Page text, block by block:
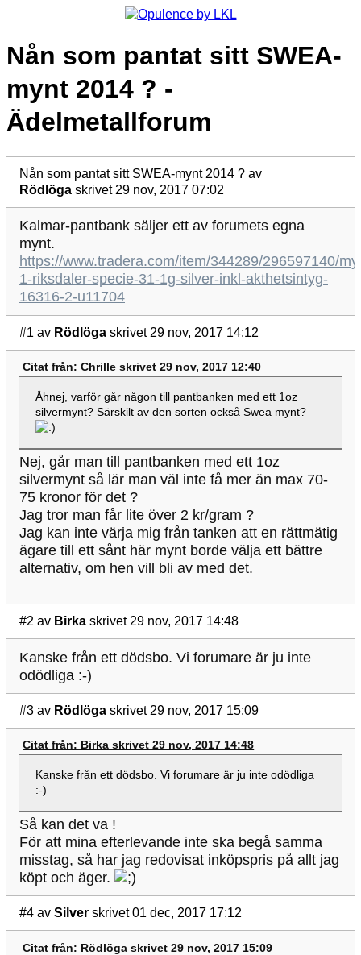
Nån som pantat sitt SWEA-
mynt 2014 ? -
Ädelmetallforum
Nån som pantat sitt SWEA-mynt 2014 ? av
Rödlöga skrivet 29 nov, 2017 07:02
Kalmar-pantbank säljer ett av forumets egna
mynt.
https://www.tradera.com/item/344289/296597140/
1-riksdaler-specie-31-1g-silver-inkl-akthetsintyg-
16316-2-u11704
#1 av Rödlöga skrivet 29 nov, 2017 14:12
Citat från: Chrille skrivet 29 nov, 2017 12:40
Åhnej, varför går någon till pantbanken med ett 1oz
silvermynt? Särskilt av den sorten också Swea mynt?
Nej, går man till pantbanken med ett 1oz
silvermynt så lär man väl inte få mer än max 70-
75 kronor för det ?
Jag tror man får lite över 2 kr/gram ?
Jag kan inte värja mig från tanken att en rättmätig
ägare till ett sånt här mynt borde välja ett bättre
alternativ, om hen vill bli av med det.
#2 av Birka skrivet 29 nov, 2017 14:48
Kanske från ett dödsbo. Vi forumare är ju inte
odödliga :-)
#3 av Rödlöga skrivet 29 nov, 2017 15:09
Citat från: Birka skrivet 29 nov, 2017 14:48
Kanske från ett dödsbo. Vi forumare är ju inte odödliga
:-)
Så kan det va !
För att mina efterlevande inte ska begå samma
misstag, så har jag redovisat inköpspris på allt jag
köpt och äger.
#4 av Silver skrivet 01 dec, 2017 17:12
Citat från: Rödlöga skrivet 29 nov, 2017 15:09